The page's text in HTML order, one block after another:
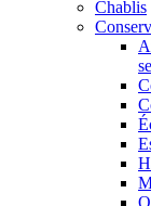
Chablis